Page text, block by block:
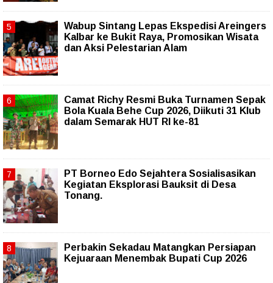
Wabup Sintang Lepas Ekspedisi Areingers
Kalbar ke Bukit Raya, Promosikan Wisata
dan Aksi Pelestarian Alam
Camat Richy Resmi Buka Turnamen Sepak
Bola Kuala Behe Cup 2026, Diikuti 31 Klub
dalam Semarak HUT RI ke-81
PT Borneo Edo Sejahtera Sosialisasikan
Kegiatan Eksplorasi Bauksit di Desa
Tonang.
Perbakin Sekadau Matangkan Persiapan
Kejuaraan Menembak Bupati Cup 2026